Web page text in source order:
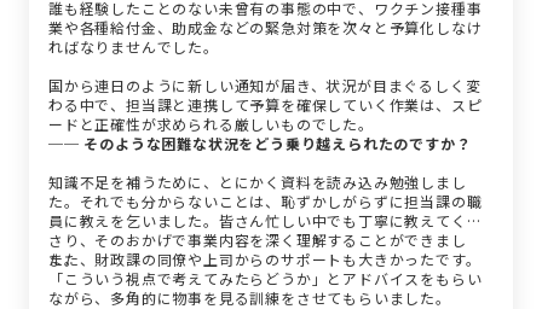
誰も経験したことのない未曾有の事態の中で、ワクチン接種事
業や各種給付金、助成金などの緊急対策を次々と予算化しなけ
ればなりませんでした。
国から連日のように新しい通知が届き、状況が目まぐるしく変
わる中で、担当課と連携して予算を確保していく作業は、スピ
ードと正確性が求められる厳しいものでした。
── そのような困難な状況をどう乗り越えられたのですか？
知識不足を補うために、とにかく資料を読み込み勉強しまし
た。それでも分からないことは、恥ずかしがらずに担当課の職
員に教えを乞いました。皆さん忙しい中でも丁寧に教えてくだ
さり、そのおかげで事業内容を深く理解することができまし
た。
また、財政課の同僚や上司からのサポートも大きかったです。
「こういう視点で考えてみたらどうか」とアドバイスをもらい
ながら、多角的に物事を見る訓練をさせてもらいました。